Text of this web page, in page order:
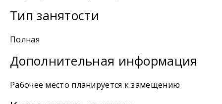
Тип занятости
Полная
Дополнительная информация
Рабочее место планируется к замещению